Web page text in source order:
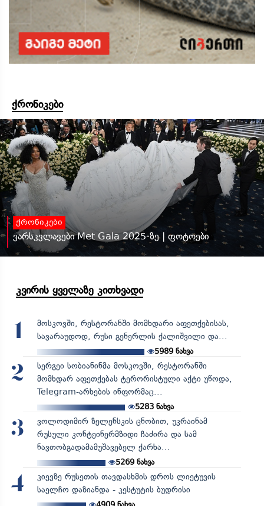
ქრონიკები
ქრონიკები
ვარსკვლავები Met Gala 2025-ზე | ფოტოები
კვირის ყველაზე კითხვადი
1
მოსკოვში, რესტორანში მომხდარი აფეთქებისას,
სავარაუდოდ, რუსი გენერლის ქალიშვილი და...
5989 ნახვა
2
სერგეი სობიანინმა მოსკოვში, რესტორანში
მომხდარ აფეთქებას ტერორისტული აქტი უწოდა,
Telegram-არხების ინფორმაც...
5283ნახვა
3
ვოლოდიმირ ზელენსკის ცნობით, უკრაინამ
რუსული კონტეინერმზიდი ჩაძირა და სამ
ნავთობგადამამუშავებელ ქარხა...
5269ნახვა
4
კიევზე რუსეთის თავდასხმის დროს ლიეტუვის
საელჩო დაზიანდა - კესტუტის ბუდრისი